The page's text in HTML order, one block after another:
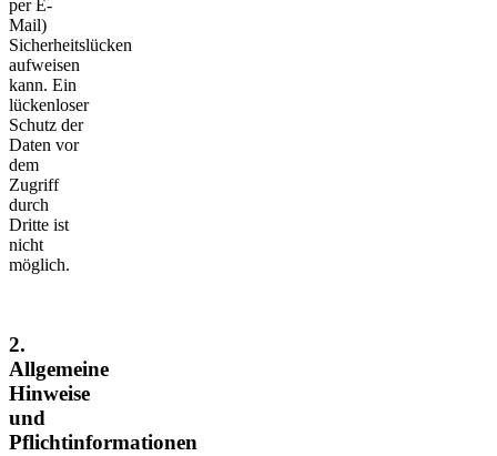
per E-
Mail)
Sicherheitslücken
aufweisen
kann. Ein
lückenloser
Schutz der
Daten vor
dem
Zugriff
durch
Dritte ist
nicht
möglich.
2.
Allgemeine
Hinweise
und
Pflichtinformationen